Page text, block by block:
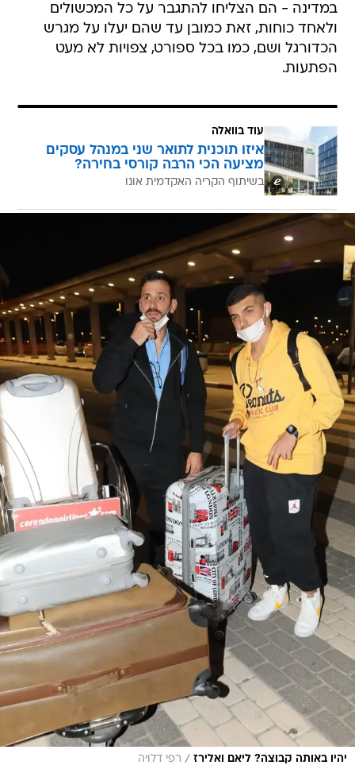
במדינה - הם הצליחו להתגבר על כל המכשולים
ולאחד כוחות, זאת כמובן עד שהם יעלו על מגרש
הכדורגל ושם, כמו בכל ספורט, צפויות לא מעט
הפתעות.
עוד בוואלה
איזו תוכנית לתואר שני במנהל עסקים
מציעה הכי הרבה קורסי בחירה?
בשיתוף הקריה האקדמית אונו
יהיו באותה קבוצה? ליאם ואלירז / רפי דלויה